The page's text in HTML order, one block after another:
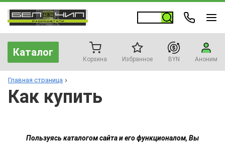
Каталог
Корзина Избранное BYN Аноним
Главная страница
Как купить
Пользуясь каталогом сайта и его функционалом, Вы